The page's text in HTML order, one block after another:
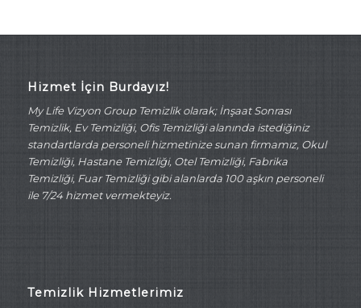
Hizmet İçin Burdayız!
My Life Vizyon Group Temizlik olarak; İnşaat Sonrası
Temizlik, Ev Temizliği, Ofis Temizliği alanında istediğiniz
standartlarda personeli hizmetinize sunan firmamız, Okul
Temizliği, Hastane Temizliği, Otel Temizliği, Fabrika
Temizliği, Fuar Temizliği gibi alanlarda 100 aşkın personeli
ile 7/24 hizmet vermekteyiz.
Temizlik Hizmetlerimiz